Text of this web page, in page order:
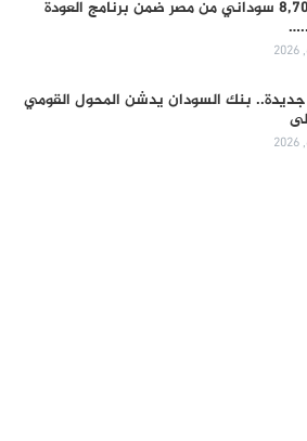
تفويج 8,700 سوداني من مصر ضمن برنامج العودة
جديدة.. بنك السودان يدشن المحول القومي